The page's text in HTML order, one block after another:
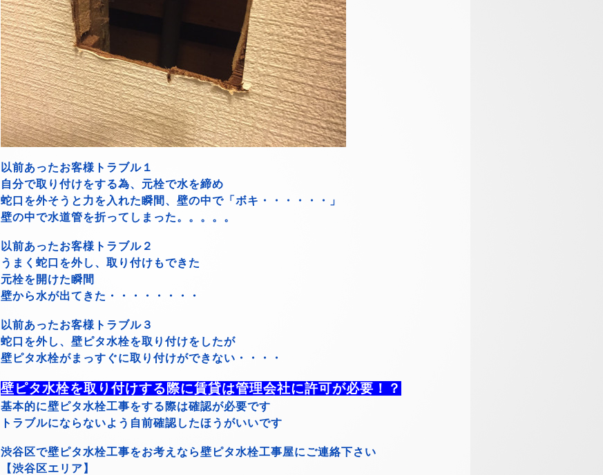
以前あったお客様トラブル１
自分で取り付けをする為、元栓で水を締め
蛇口を外そうと力を入れた瞬間、壁の中で「ボキ・・・・・・」
壁の中で水道管を折ってしまった。。。。。
以前あったお客様トラブル２
うまく蛇口を外し、取り付けもできた
元栓を開けた瞬間
壁から水が出てきた・・・・・・・・
以前あったお客様トラブル３
蛇口を外し、壁ピタ水栓を取り付けをしたが
壁ピタ水栓がまっすぐに取り付けができない・・・・
壁ピタ水栓を取り付けする際に賃貸は管理会社に許可が必要！？
基本的に壁ピタ水栓工事をする際は確認が必要です
トラブルにならないよう自前確認したほうがいいです
渋谷区で壁ピタ水栓工事をお考えなら壁ピタ水栓工事屋にご連絡下さい
【渋谷区エリア】